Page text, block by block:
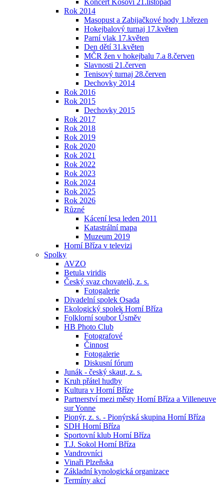
Koncert Kosovi 21.listopad
Rok 2014
Masopust a Zabijačkové hody 1.březen
Hokejbalový turnaj 17.květen
Parní vlak 17.květen
Den dětí 31.květen
MČR žen v hokejbalu 7.a 8.červen
Slavnosti 21.červen
Tenisový turnaj 28.červen
Dechovky 2014
Rok 2016
Rok 2015
Dechovky 2015
Rok 2017
Rok 2018
Rok 2019
Rok 2020
Rok 2021
Rok 2022
Rok 2023
Rok 2024
Rok 2025
Rok 2026
Různé
Kácení lesa leden 2011
Katastrální mapa
Muzeum 2019
Horní Bříza v televizi
Spolky
AVZO
Betula viridis
Český svaz chovatelů, z. s.
Fotogalerie
Divadelní spolek Osada
Ekologický spolek Horní Bříza
Folklorní soubor Úsměv
HB Photo Club
Fotografové
Činnost
Fotogalerie
Diskusní fórum
Junák - český skaut, z. s.
Kruh přátel hudby
Kultura v Horní Bříze
Partnerství mezi městy Horní Bříza a Villeneuve
sur Yonne
Pionýr, z. s. - Pionýrská skupina Horní Bříza
SDH Horní Bříza
Sportovní klub Horní Bříza
T.J. Sokol Horní Bříza
Vandrovníci
Vinaři Plzeňska
Základní kynologická organizace
Termíny akcí